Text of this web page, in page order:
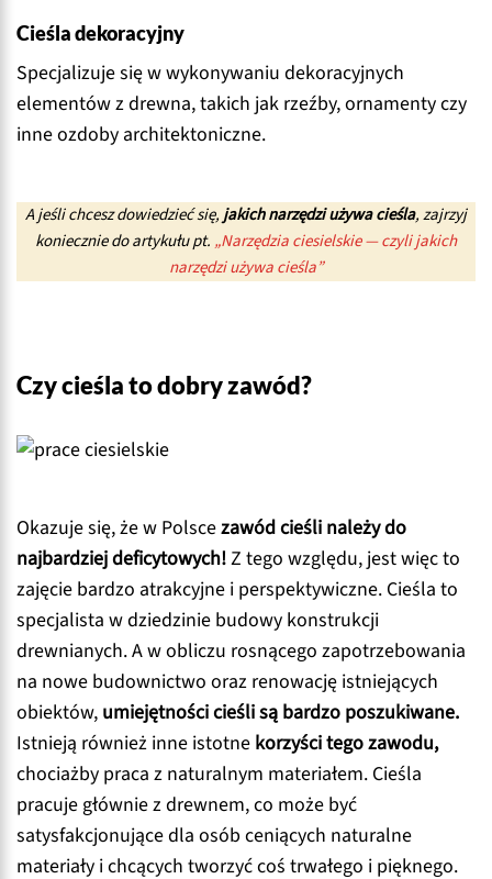
Cieśla dekoracyjny
Specjalizuje się w wykonywaniu dekoracyjnych
elementów z drewna, takich jak rzeźby, ornamenty czy
inne ozdoby architektoniczne.
A jeśli chcesz dowiedzieć się, jakich narzędzi używa cieśla, zajrzyj
koniecznie do artykułu pt. „Narzędzia ciesielskie — czyli jakich
narzędzi używa cieśla”
Czy cieśla to dobry zawód?
Okazuje się, że w Polscezawód cieśli należy do
najbardziej deficytowych!Z tego względu, jest więc to
zajęcie bardzo atrakcyjne i perspektywiczne. Cieśla to
specjalista w dziedzinie budowy konstrukcji
drewnianych. A w obliczu rosnącego zapotrzebowania
na nowe budownictwo oraz renowację istniejących
obiektów, umiejętności cieśli są bardzo poszukiwane.
Istnieją również inne istotne korzyści tego zawodu,
chociażby praca z naturalnym materiałem. Cieśla
pracuje głównie z drewnem, co może być
satysfakcjonujące dla osób ceniących naturalne
materiały i chcących tworzyć coś trwałego i pięknego.